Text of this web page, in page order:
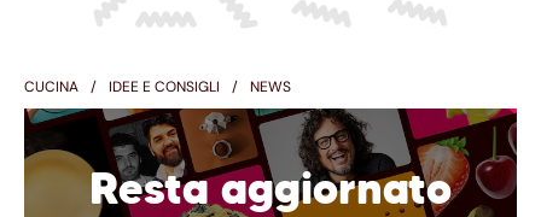
CUCINA IDEE E CONSIGLI NEWS
Resta aggiornato